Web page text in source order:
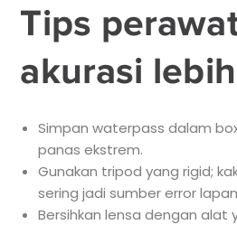
Tips
akurasi
Simpan waterpass dalam
panas ekstrem.
Gunakan tripod yang rigid;
sering jadi sumber error
Bersihkan lensa dengan